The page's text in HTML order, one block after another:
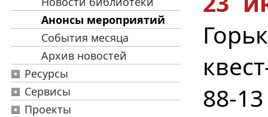
Анонсы мероприятий
События месяца
Архив новостей
Ресурсы
Сервисы
Проекты
88-13